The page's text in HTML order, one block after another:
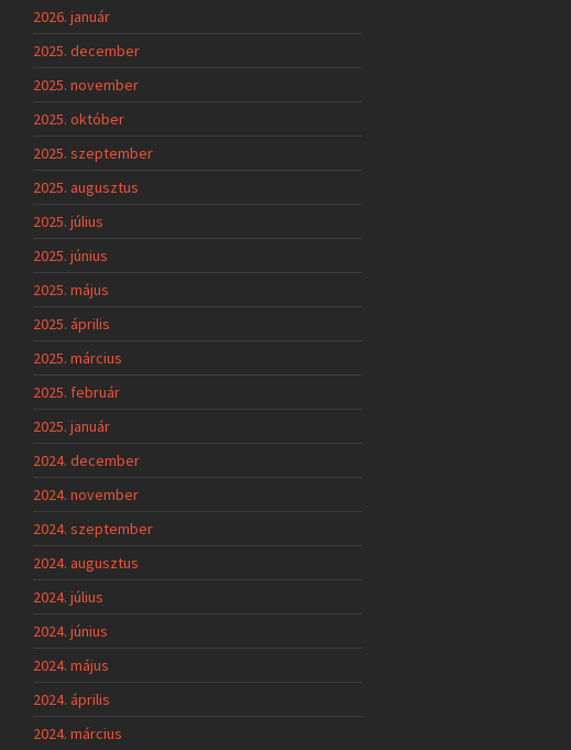
2026. január
2025. december
2025. november
2025. október
2025. szeptember
2025. augusztus
2025. július
2025. június
2025. május
2025. április
2025. március
2025. február
2025. január
2024. december
2024. november
2024. szeptember
2024. augusztus
2024. július
2024. június
2024. május
2024. április
2024. március